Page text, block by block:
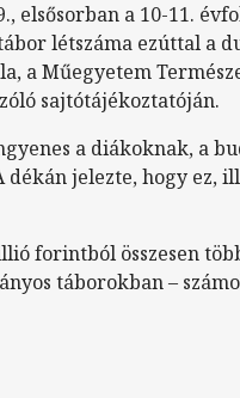
elsősorban a 10-11.
létszáma ezúttal a
a Műegyetem
sajtótájékoztatóján.
a diákoknak, a
jelezte, hogy ez,
forintból összesen
táborokban –